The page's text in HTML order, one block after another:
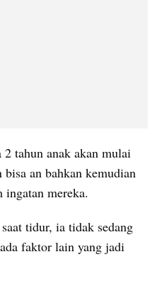
tahun anak akan mulai
an bahkan kemudian
ingatan mereka.
tidur, ia tidak sedang
faktor lain yang jadi